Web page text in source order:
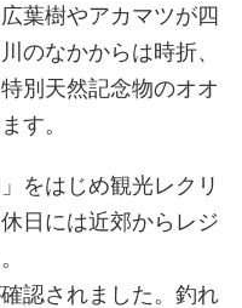
葉樹やアカマツが四
のなかからは時折、
別天然記念物のオオ
す。
をはじめ観光レクリ
日には近郊からレジ
認されました。釣れ